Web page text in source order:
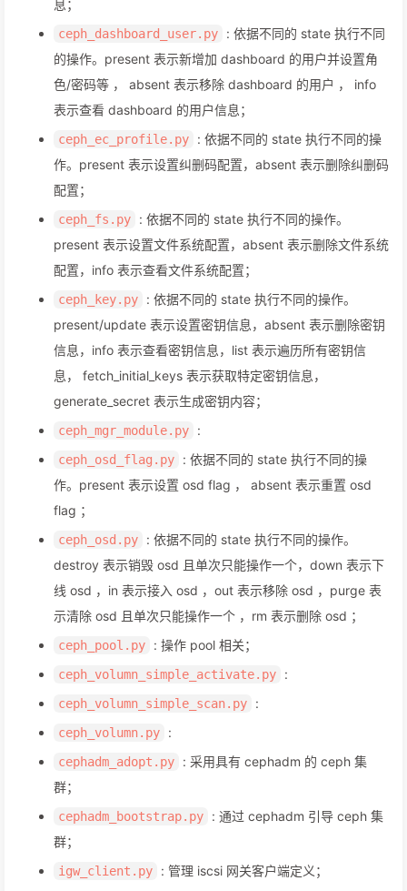
息；
ceph_dashboard_user.py
: 依据不同的 state 执行不同
的操作。present 表示新增加 dashboard 的用户并设置角
色/密码等 ， absent 表示移除 dashboard 的用户 ， info
表示查看 dashboard 的用户信息；
ceph_ec_profile.py
: 依据不同的 state 执行不同的操
作。present 表示设置纠删码配置，absent 表示删除纠删码
配置；
ceph_fs.py
: 依据不同的 state 执行不同的操作。
present 表示设置文件系统配置，absent 表示删除文件系统
配置，info 表示查看文件系统配置；
ceph_key.py
: 依据不同的 state 执行不同的操作。
present/update 表示设置密钥信息，absent 表示删除密钥
信息，info 表示查看密钥信息，list 表示遍历所有密钥信
息， fetch_initial_keys 表示获取特定密钥信息，
generate_secret 表示生成密钥内容；
ceph_mgr_module.py :
ceph_osd_flag.py
: 依据不同的 state 执行不同的操
作。present 表示设置 osd flag ， absent 表示重置 osd
flag ；
ceph_osd.py
: 依据不同的 state 执行不同的操作。
destroy 表示销毁 osd 且单次只能操作一个，down 表示下
线 osd ，in 表示接入 osd ，out 表示移除 osd ，purge 表
示清除 osd 且单次只能操作一个 ，rm 表示删除 osd ；
ceph_pool.py : 操作 pool 相关；
ceph_volumn_simple_activate.py :
ceph_volumn_simple_scan.py :
ceph_volumn.py :
cephadm_adopt.py
: 采用具有 cephadm 的 ceph 集
群；
cephadm_bootstrap.py
: 通过 cephadm 引导 ceph 集
群；
igw_client.py : 管理 iscsi 网关客户端定义；